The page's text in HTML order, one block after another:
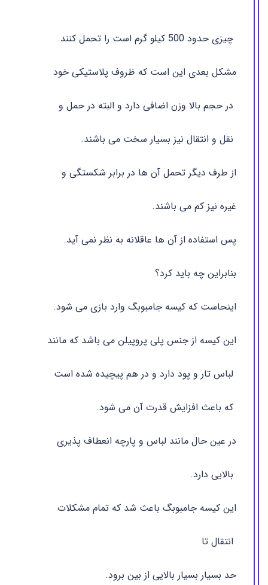
چیزی حدود 500 کیلو گرم است را تحمل کنند.
مشکل بعدی این است که ظروف پلاستیکی خود
در حجم بالا وزن اضافی دارد و البته در حمل و
نقل و انتقال نیز بسیار سخت می باشند.
از طرف دیگر تحمل آن ها در برابر شکستگی و
غیره نیز کم می باشند.
پس استفاده از آن ها عاقلانه به نظر نمی آید.
بنابراین چه باید کرد؟
اینحاست که کیسه جامبوبگ وارد بازی می شود.
این کیسه از جنس پلی پروپیلن می باشد که مانند
لباس تار و پود دارد و در هم پیچیده شده است
که باعث افزایش قدرت آن می شود.
در عین حال مانند لباس و پارچه انعطاف پذیری
بالایی دارد.
این کیسه جامبوبگ باعث شد که تمام مشکلات
انتقال تا
حد بسیار بسیار بالایی از بین برود.